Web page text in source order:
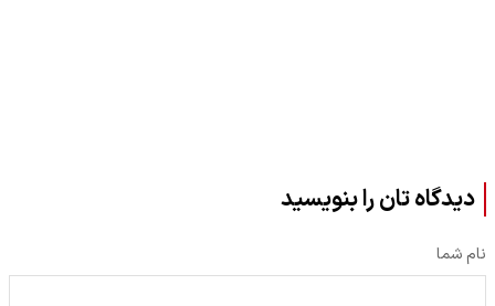
دیدگاه تان را بنویسید
نام شما